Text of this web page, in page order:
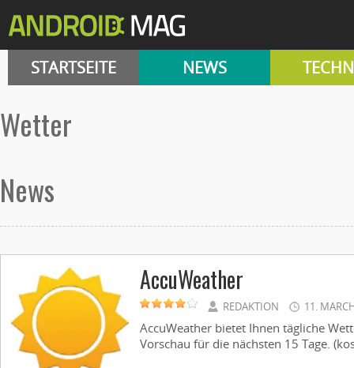
STARTSEITE NEWS
Wetter
News
AccuWeather
REDAKTION 11.
AccuWeather bietet Ihnen tägliche
Vorschau für die nächsten 15 Tage.